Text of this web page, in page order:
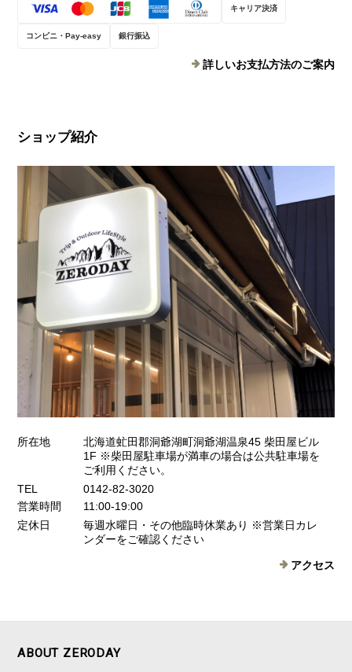
キャリア決済
コンビニ・Pay-easy 銀行振込
詳しいお支払方法のご案内
ショップ紹介
所在地
北海道虻田郡洞爺湖町洞爺湖温泉45 柴田屋ビル
1F ※柴田屋駐車場が満車の場合は公共駐車場を
ご利用ください。
TEL
0142-82-3020
営業時間
11:00-19:00
定休日
毎週水曜日・その他臨時休業あり ※営業日カレ
ンダーをご確認ください
アクセス
ABOUT ZERODAY